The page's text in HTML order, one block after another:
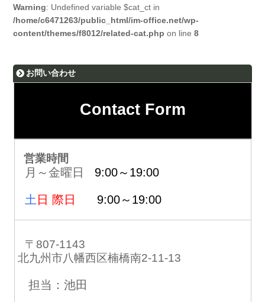
Warning: Undefined variable $cat_ct in
/home/c6471263/public_html/im-office.net/wp-
content/themes/f8012/related-cat.php on line8
お問い合わせ
Contact Form
営業時間
月～金曜日 9:00～19:00
土 日 際日 9:00～19:00
〒807-1143
北九州市八幡西区楠橋南2-11-13
担当：池田